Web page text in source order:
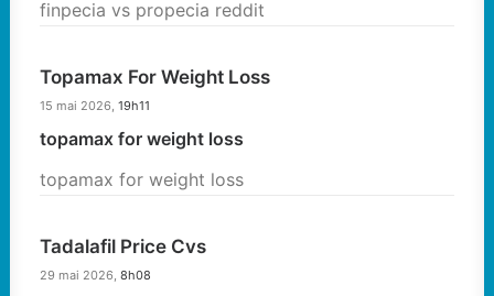
finpecia vs propecia reddit
Topamax For Weight Loss
15 mai 2026, 19h11
topamax for weight loss
topamax for weight loss
Tadalafil Price Cvs
29 mai 2026, 8h08